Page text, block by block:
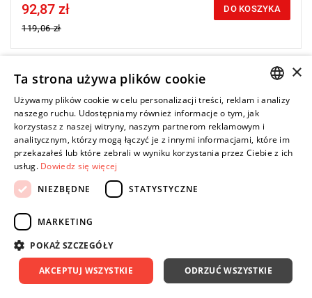
Price tax included
92,87 zł
119,06 zł
DO KOSZYKA
• Ilość w opakowaniu: 1
-22%
ENGLISH
×
Ta strona używa plików cookie
Używamy plików cookie w celu personalizacji treści, reklam i analizy
naszego ruchu. Udostępniamy również informacje o tym, jak
korzystasz z naszej witryny, naszym partnerom reklamowym i
analitycznym, którzy mogą łączyć je z innymi informacjami, które im
przekazałeś lub które zebrali w wyniku korzystania przez Ciebie z ich
usług. Dowiedz się więcej
NIEZBĘDNE
STATYSTYCZNE
MARKETING
POKAŻ SZCZEGÓŁY
AKCEPTUJ WSZYSTKIE ODRZUĆ WSZYSTKIE